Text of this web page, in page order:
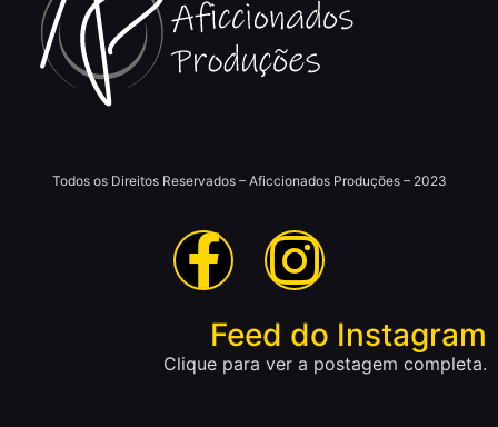
Todos os Direitos Reservados – Aficcionados Produções – 2023
Feed do Instagram
Clique para ver a postagem completa.